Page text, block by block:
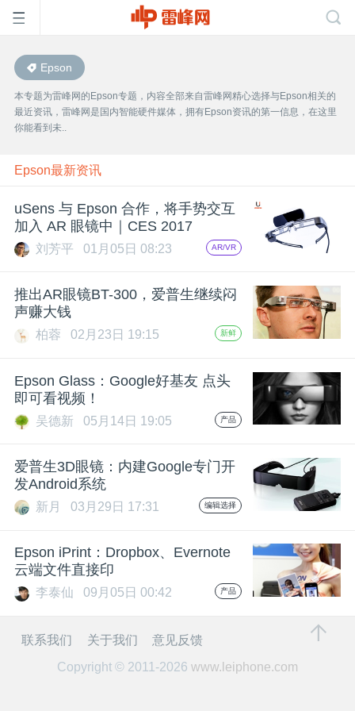
首
页
雷
峰
公
课
动
中
心
GAIR
Epson
本专题为雷峰网的Epson专题，内容全部来自雷峰网精心选择与Epson相关的
最近资讯，雷峰网是国内智能硬件媒体，拥有Epson资讯的第一信息，在这里
你能看到未..
Epson最新资讯
uSens 与 Epson 合作，将手势交互
加入 AR 眼镜中｜CES 2017
刘芳平 01月05日 08:23 AR/VR
推出AR眼镜BT-300，爱普生继续闷
声赚大钱
柏蓉 02月23日 19:15 新鲜
Epson Glass：Google好基友 点头
即可看视频！
吴德新 05月14日 19:05 产品
爱普生3D眼镜：内建Google专门开
发Android系统
新月 03月29日 17:31 编辑选择
Epson iPrint：Dropbox、Evernote
云端文件直接印
李泰仙 09月05日 00:42 产品
联系我们 关于我们
意见反馈
Copyright © 2011-2026 www.leiphone.com